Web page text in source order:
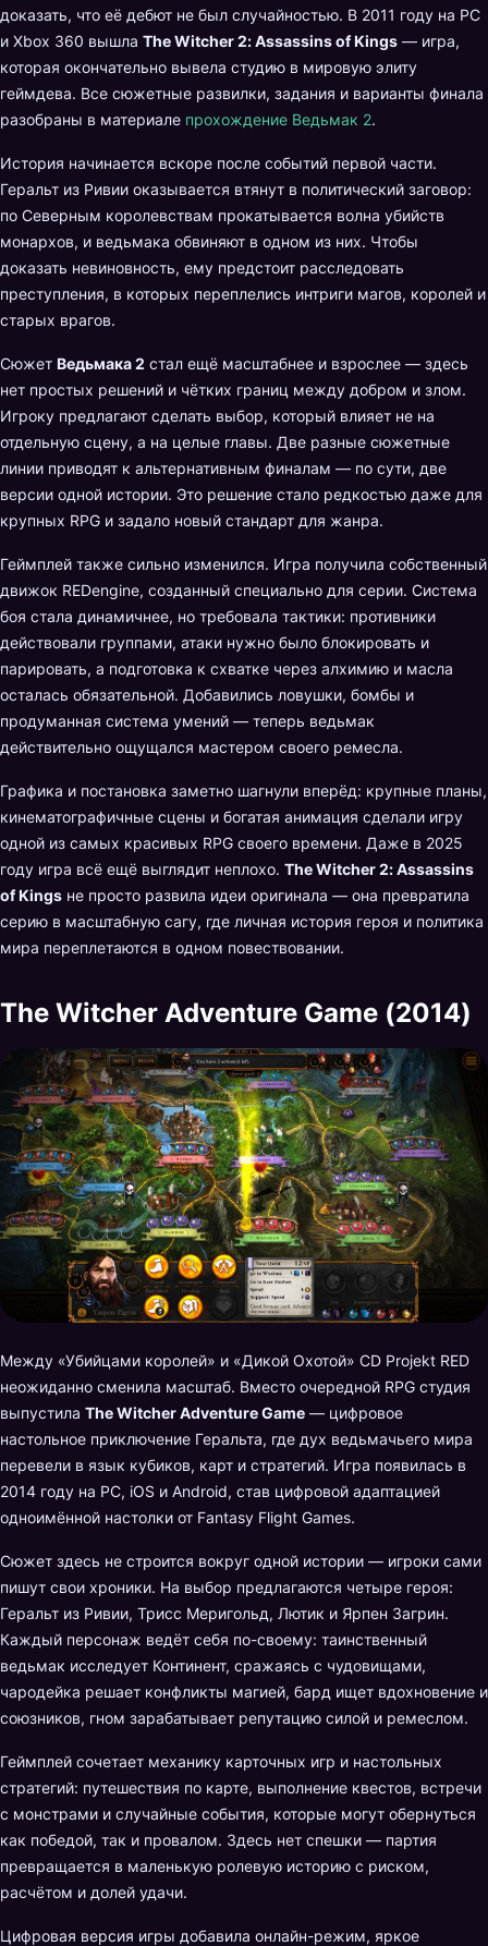
доказать, что её дебют не был случайностью. В 2011 году на PC
и Xbox 360 вышла The Witcher 2: Assassins of Kings — игра,
которая окончательно вывела студию в мировую элиту
геймдева. Все сюжетные развилки, задания и варианты финала
разобраны в материале прохождение Ведьмак 2.
История начинается вскоре после событий первой части.
Геральт из Ривии оказывается втянут в политический заговор:
по Северным королевствам прокатывается волна убийств
монархов, и ведьмака обвиняют в одном из них. Чтобы
доказать невиновность, ему предстоит расследовать
преступления, в которых переплелись интриги магов, королей и
старых врагов.
Сюжет Ведьмака 2 стал ещё масштабнее и взрослее — здесь
нет простых решений и чётких границ между добром и злом.
Игроку предлагают сделать выбор, который влияет не на
отдельную сцену, а на целые главы. Две разные сюжетные
линии приводят к альтернативным финалам — по сути, две
версии одной истории. Это решение стало редкостью даже для
крупных RPG и задало новый стандарт для жанра.
Геймплей также сильно изменился. Игра получила собственный
движок REDengine, созданный специально для серии. Система
боя стала динамичнее, но требовала тактики: противники
действовали группами, атаки нужно было блокировать и
парировать, а подготовка к схватке через алхимию и масла
осталась обязательной. Добавились ловушки, бомбы и
продуманная система умений — теперь ведьмак
действительно ощущался мастером своего ремесла.
Графика и постановка заметно шагнули вперёд: крупные планы,
кинематографичные сцены и богатая анимация сделали игру
одной из самых красивых RPG своего времени. Даже в 2025
году игра всё ещё выглядит неплохо. The Witcher 2: Assassins
of Kings не просто развила идеи оригинала — она превратила
серию в масштабную сагу, где личная история героя и политика
мира переплетаются в одном повествовании.
The Witcher Adventure Game (2014)
Между «Убийцами королей» и «Дикой Охотой» CD Projekt RED
неожиданно сменила масштаб. Вместо очередной RPG студия
выпустила The Witcher Adventure Game — цифровое
настольное приключение Геральта, где дух ведьмачьего мира
перевели в язык кубиков, карт и стратегий. Игра появилась в
2014 году на PC, iOS и Android, став цифровой адаптацией
одноимённой настолки от Fantasy Flight Games.
Сюжет здесь не строится вокруг одной истории — игроки сами
пишут свои хроники. На выбор предлагаются четыре героя:
Геральт из Ривии, Трисс Меригольд, Лютик и Ярпен Загрин.
Каждый персонаж ведёт себя по-своему: таинственный
ведьмак исследует Континент, сражаясь с чудовищами,
чародейка решает конфликты магией, бард ищет вдохновение и
союзников, гном зарабатывает репутацию силой и ремеслом.
Геймплей сочетает механику карточных игр и настольных
стратегий: путешествия по карте, выполнение квестов, встречи
с монстрами и случайные события, которые могут обернуться
как победой, так и провалом. Здесь нет спешки — партия
превращается в маленькую ролевую историю с риском,
расчётом и долей удачи.
Цифровая версия игры добавила онлайн-режим, яркое